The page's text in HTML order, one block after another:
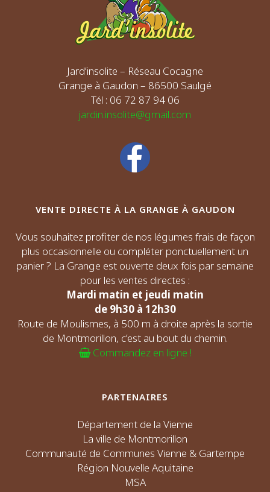
Jard’insolite – Réseau Cocagne
Grange à Gaudon – 86500 Saulgé
Tél : 06 72 87 94 06
jardin.insolite@gmail.com
VENTE DIRECTE À LA GRANGE À GAUDON
Vous souhaitez profiter de nos légumes frais de façon
plus occasionnelle ou compléter ponctuellement un
panier ? La Grange est ouverte deux fois par semaine
pour les ventes directes :
Mardi matin et jeudi matin
de 9h30 à 12h30
Route de Moulismes, à 500 m à droite après la sortie
de Montmorillon, c’est au bout du chemin.
Commandez en ligne !
PARTENAIRES
Département de la Vienne
La ville de Montmorillon
Communauté de Communes Vienne & Gartempe
Région Nouvelle Aquitaine
MSA